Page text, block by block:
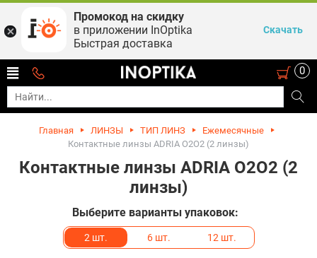
0
Главная ЛИНЗЫ ТИП ЛИНЗ
Ежемесячные
Контактные линзы ADRIA O2O2 (2 линзы)
Контактные линзы ADRIA O2O2 (2
линзы)
Выберите варианты упаковок:
2 шт. 6 шт. 12 шт.
Промокод на скидку
в приложении InOptika
Быстрая доставка
Скачать